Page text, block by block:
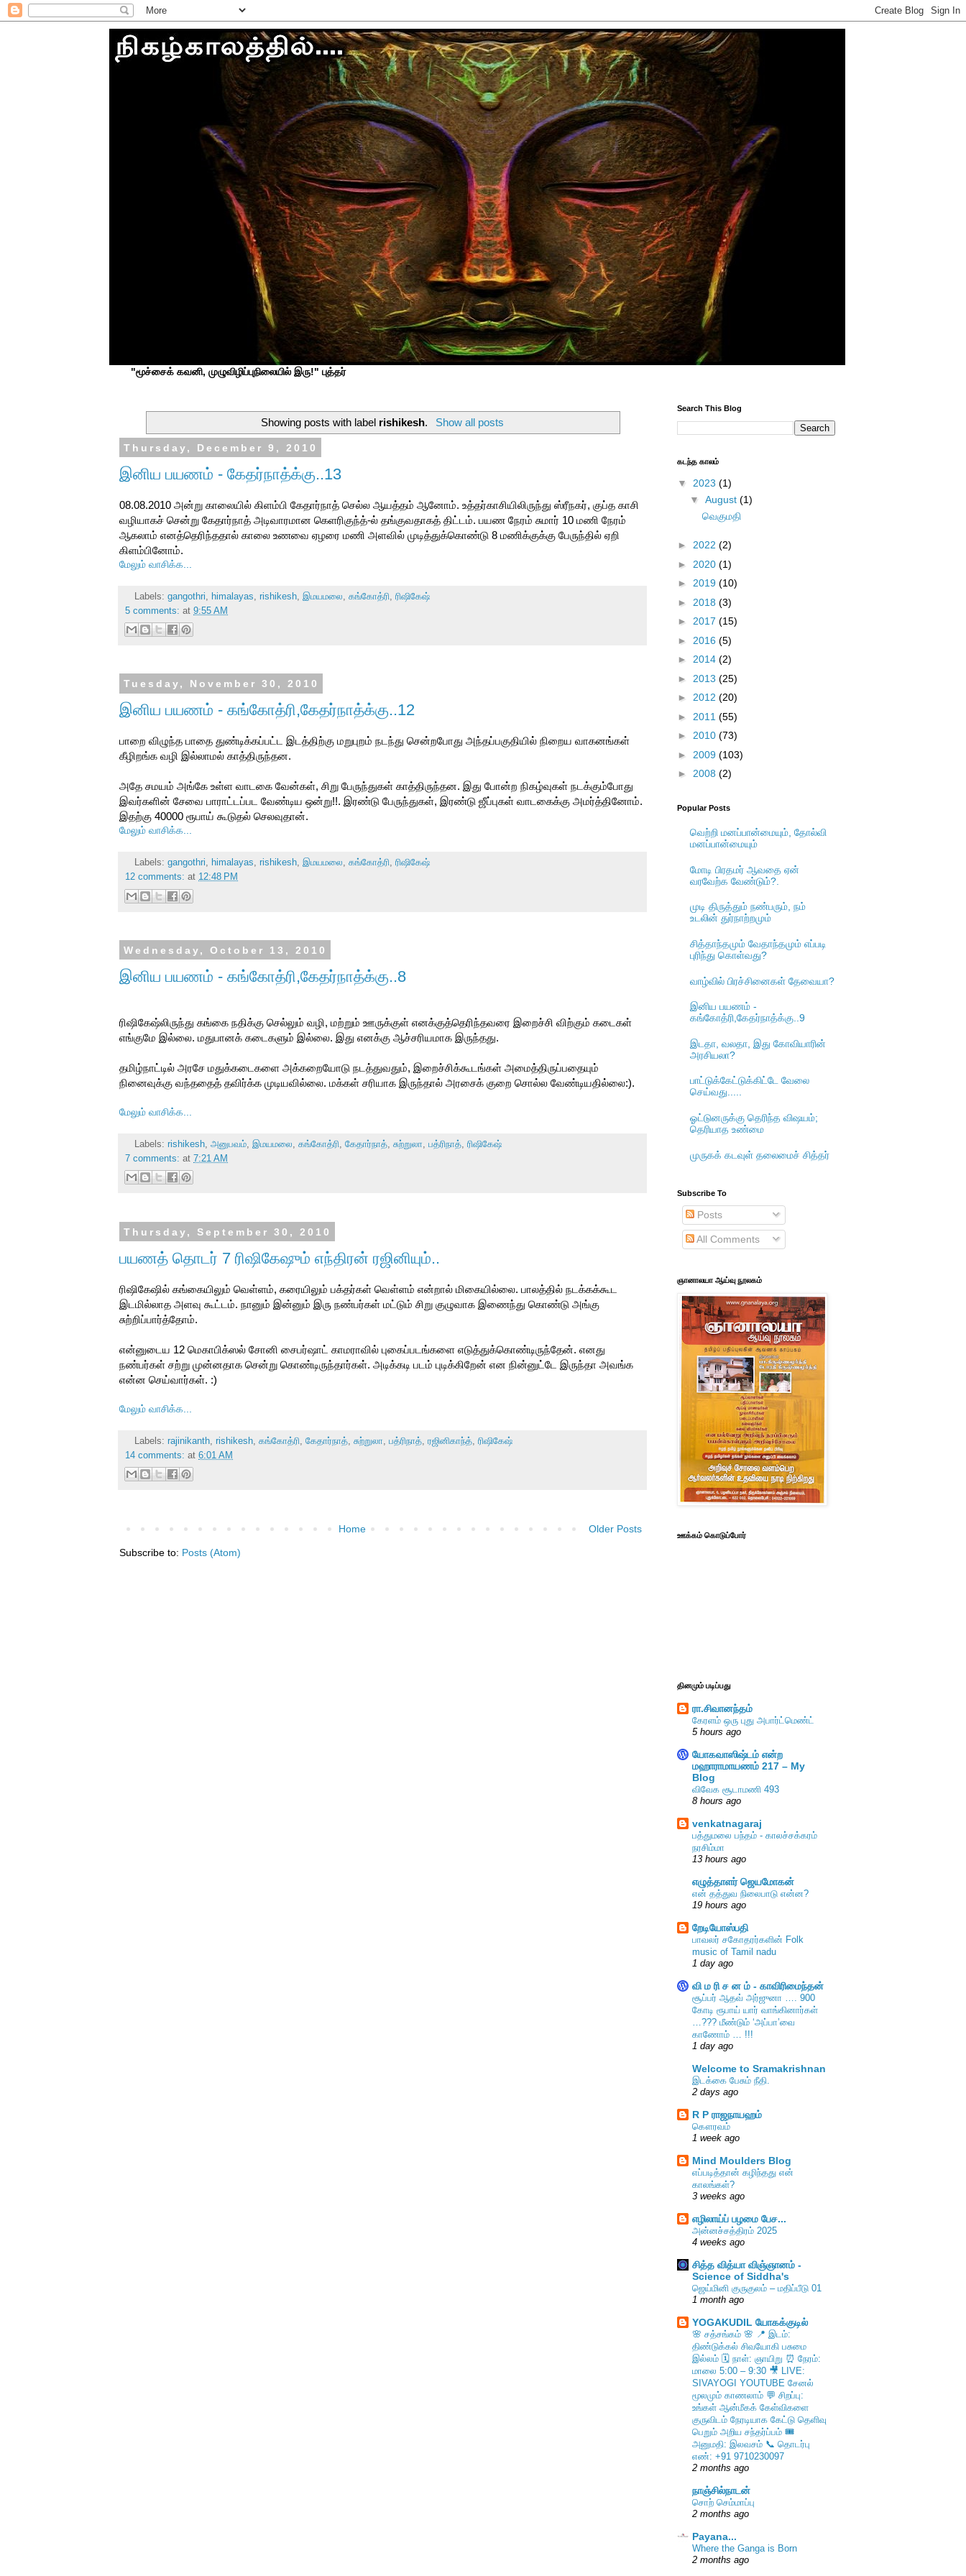
"மூச்சைக் கவனி, முழுவிழிப்புநிலையில் இரு!" புத்தர்
Showing posts with label rishikesh. Show all posts
Thursday, December 9, 2010
இனிய பயணம் - கேதர்நாத்க்கு..13
08.08.2010 அன்று காலையில் கிளம்பி கேதார்நாத் செல்ல ஆயத்தம் ஆனோம். உத்தர்காசியிலிருந்து ஸ்ரீநகர், குப்த காசி
வழியாகச் சென்று கேதார்நாத் அடிவாரமான கெளரிகுந்த்-ல் தங்குவதாகத் திட்டம். பயண நேரம் சுமார் 10 மணி நேரம்
ஆகலாம் எனத்தெரிந்ததால் காலை உணவை ஏழரை மணி அளவில் முடித்துக்கொண்டு 8 மணிக்குக்கு பேருந்தில் ஏறி
கிளம்பினோம்.
மேலும் வாசிக்க...
Labels: gangothri himalayas rishikesh, இமயமலை கங்கோத்ரி
ரிஷிகேஷ்
5 comments: at 9:55 AM
Tuesday, November 30, 2010
இனிய பயணம் - கங்கோத்ரி,கேதர்நாத்க்கு..12
பாறை விழுந்த பாதை துண்டிக்கப்பட்ட இடத்திற்கு மறுபுறம் நடந்து சென்றபோது அந்தப்பகுதியில் நிறைய வாகனங்கள்
கீழிறங்க வழி இல்லாமல் காத்திருந்தன.
அதே சமயம் அங்கே உள்ள வாடகை வேன்கள், சிறு பேருந்துகள் காத்திருந்தன. இது போன்ற நிகழ்வுகள் நடக்கும்போது
இவர்களின் சேவை பாராட்டப்பட வேண்டிய ஒன்று!!. இரண்டு பேருந்துகள், இரண்டு ஜீப்புகள் வாடகைக்கு அமர்த்தினோம்.
இதற்கு 40000 ரூபாய் கூடுதல் செலவுதான்.
மேலும் வாசிக்க...
Labels: gangothri, himalayas, rishikesh, இமயமலை, கங்கோத்ரி, ரிஷிகேஷ்
12 comments: at 12:48 PM
Wednesday, October 13, 2010
இனிய பயணம் - கங்கோத்ரி,கேதர்நாத்க்கு..8
ரிஷிகேஷ்லிருந்து கங்கை நதிக்கு செல்லும் வழி, மற்றும் ஊருக்குள் எனக்குத்தெரிந்தவரை இறைச்சி விற்கும் கடைகள்
எங்குமே இல்லை. மதுபானக் கடைகளும் இல்லை. இது எனக்கு ஆச்சரியமாக இருந்தது.
தமிழ்நாட்டில் அரசே மதுக்கடைகளை அக்கறையோடு நடத்துவதும், இறைச்சிக்கூடங்கள் அமைத்திருப்பதையும்
நினைவுக்கு வந்ததைத் தவிர்க்க முடியவில்லை. மக்கள் சரியாக இருந்தால் அரசைக் குறை சொல்ல வேண்டியதில்லை:).
மேலும் வாசிக்க...
Labels: rishikesh, அனுபவம், இமயமலை, கங்கோத்ரி, கேதார்நாத், சுற்றுலா, பத்ரிநாத், ரிஷிகேஷ்
7 comments: at 7:21 AM
Thursday, September 30, 2010
பயணத் தொடர் 7 ரிஷிகேஷும் எந்திரன் ரஜினியும்..
ரிஷிகேஷில் கங்கையிலும் வெள்ளம், கரையிலும் பக்தர்கள் வெள்ளம் என்றால் மிகையில்லை. பாலத்தில் நடக்கக்கூட
இடமில்லாத அளவு கூட்டம். நானும் இன்னும் இரு நண்பர்கள் மட்டும் சிறு குழுவாக இணைந்து கொண்டு அங்கு
சுற்றிப்பார்த்தோம்.
என்னுடைய 12 மெகாபிக்ஸல் சோனி சைபர்ஷாட் காமராவில் புகைப்படங்களை எடுத்துக்கொண்டிருந்தேன். எனது
நண்பர்கள் சற்று முன்னதாக சென்று கொண்டிருந்தார்கள். அடிக்கடி படம் புடிக்கிறேன் என நின்னுட்டே இருந்தா அவங்க
என்ன செய்வார்கள். :)
மேலும் வாசிக்க...
Labels: rajinikanth, rishikesh, கங்கோத்ரி கேதார்நாத், சுற்றுலா பத்ரிநாத், ரஜினிகாந்த், ரிஷிகேஷ்
14 comments: at 6:01 AM
Older Posts
Home
Subscribe to: Posts (Atom)
Search This Blog
கடந்த காலம்
▼ 2023 (1)
▼ August (1)
வெகுமதி
► 2022 (2)
► 2020 (1)
► 2019 (10)
► 2018 (3)
► 2017 (15)
► 2016 (5)
► 2014 (2)
► 2013 (25)
► 2012 (20)
► 2011 (55)
► 2010 (73)
► 2009 (103)
► 2008 (2)
Popular Posts
வெற்றி மனப்பான்மையும், தோல்வி
மனப்பான்மையும்
மோடி பிரதமர் ஆவதை ஏன்
வரவேற்க வேண்டும்?.
முடி திருத்தும் நண்பரும், நம்
உடலின் துர்நாற்றமும்
சித்தாந்தமும் வேதாந்தமும் எப்படி
புரிந்து கொள்வது?
வாழ்வில் பிரச்சினைகள் தேவையா?
இனிய பயணம் -
கங்கோத்ரி,கேதர்நாத்க்கு..9
இடதா, வலதா, இது கோவியாரின்
அரசியலா?
பாட்டுக்கேட்டுக்கிட்டே வேலை
செய்வது.....
ஓட்டுனருக்கு தெரிந்த விஷயம்;
தெரியாத உண்மை
முருகக் கடவுள் தலைமைச் சித்தர்
Subscribe To
Posts
All Comments
ஞானாலயா ஆய்வு நூலகம்
ஊக்கம் கொடுப்போர்
தினமும் படிப்பது
ரா.சிவானந்தம்
கேரளம் ஒரு புது அபார்ட்மெண்ட்
5 hours ago
யோகவாஸிஷ்டம் என்ற
மஹாராமாயணம் 217 – My
Blog
விவேக சூடாமணி 493
8 hours ago
venkatnagaraj
பத்துமலை பந்தம் - காலச்சக்கரம்
நரசிம்மா
13 hours ago
எழுத்தாளர் ஜெயமோகன்
என் தத்துவ நிலைபாடு என்ன?
19 hours ago
றேடியோஸ்பதி
பாவலர் சகோதரர்களின் Folk
music of Tamil nadu
1 day ago
வி ம ரி ச ன ம் - காவிரிமைந்தன்
சூப்பர் ஆதவ் அர்ஜுனா …. 900
கோடி ரூபாய் யார் வாங்கினார்கள்
…??? மீண்டும் ‘அப்பா’வை
காணோம் … !!!
1 day ago
Welcome to Sramakrishnan
இடக்கை பேசும் நீதி.
2 days ago
R P ராஜநாயஹம்
கௌரவம்
1 week ago
Mind Moulders Blog
எப்படித்தான் கழிந்தது என்
காலங்கள்?
3 weeks ago
எழிலாய்ப் பழமை பேச...
அன்னச்சத்திரம் 2025
4 weeks ago
சித்த வித்யா விஞ்ஞானம் -
Science of Siddha's
ஜெய்மினி குருகுலம் – மதிப்பீடு 01
1 month ago
YOGAKUDIL யோகக்குடில்
🌸 சத்சங்கம் 🌸 📍 இடம்:
திண்டுக்கல் சிவயோகி பசுமை
இல்லம் 🗓️ நாள்: ஞாயிறு ⏰ நேரம்:
மாலை 5:00 – 9:30 🎥 LIVE:
SIVAYOGI YOUTUBE சேனல்
மூலமும் காணலாம் 💬 சிறப்பு:
உங்கள் ஆன்மீகக் கேள்விகளை
குருவிடம் நேரடியாக கேட்டு தெளிவு
பெறும் அறிய சந்தர்ப்பம் 🎟️
அனுமதி: இலவசம் 📞 தொடர்பு
எண்: +91 9710230097
2 months ago
நாஞ்சில்நாடன்
சொற் செம்மாப்பு
2 months ago
Payana...
Where the Ganga is Born
2 months ago